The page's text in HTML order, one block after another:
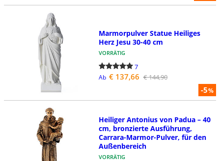
-5%
Marmorpulver Statue Heiliges
Herz Jesu 30-40 cm
VORRÄTIG
7
Ab € 137,66 € 144,90
Heiliger Antonius von Padua – 40
cm, bronzierte Ausführung,
Carrara-Marmor-Pulver, für den
Außenbereich
VORRÄTIG